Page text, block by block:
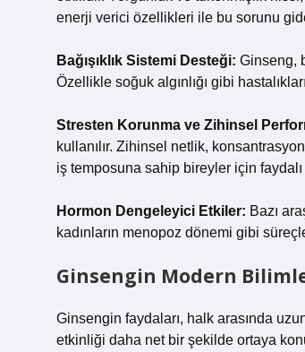
enerji verici özellikleri ile bu sorunu
Bağışıklık Sistemi Desteği: Ginseng,
Özellikle soğuk algınlığı gibi
Stresten Korunma ve Zihinsel
kullanılır. Zihinsel netlik,
iş temposuna sahip bireyler için
Hormon Dengeleyici Etkiler: Bazı
kadınların menopoz dönemi gibi
Ginsengin Modern
Ginsengin faydaları, halk arasında
etkinliği daha net bir şekilde ortaya